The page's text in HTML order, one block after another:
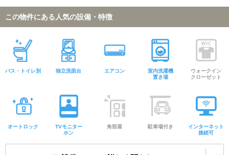
この物件にある人気の設備・特徴
バス・トイレ別 独立洗面台 エアコン
室内洗濯機
置き場
ウォークイン
クローゼット
オートロック
TVモニター
ホン
角部屋 駐車場付き
インターネット
接続可